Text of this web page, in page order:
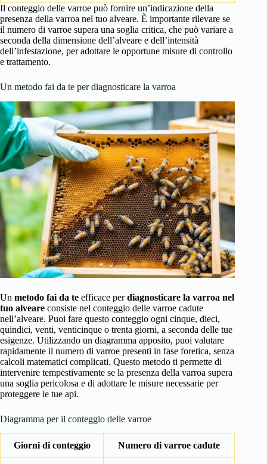
Il conteggio delle varroe può fornire un’indicazione della
presenza della varroa nel tuo alveare. È importante rilevare se
il numero di varroe supera una soglia critica, che può variare a
seconda della dimensione dell’alveare e dell’intensità
dell’infestazione, per adottare le opportune misure di controllo
e trattamento.
Un metodo fai da te per diagnosticare la varroa
Un metodo fai da te efficace perdiagnosticare la varroa nel
tuo alveare consiste nel conteggio delle varroe cadute
nell’alveare. Puoi fare questo conteggio ogni cinque, dieci,
quindici, venti, venticinque o trenta giorni, a seconda delle tue
esigenze. Utilizzando un diagramma apposito, puoi valutare
rapidamente il numero di varroe presenti in fase foretica, senza
calcoli matematici complicati. Questo metodo ti permette di
intervenire tempestivamente se la presenza della varroa supera
una soglia pericolosa e di adottare le misure necessarie per
proteggere le tue api.
Diagramma per il conteggio delle varroe
Giorni di conteggio Numero di varroe cadute